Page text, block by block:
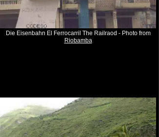
Die Eisenbahn El Ferrocarril The Railraod - Photo from
Riobamba